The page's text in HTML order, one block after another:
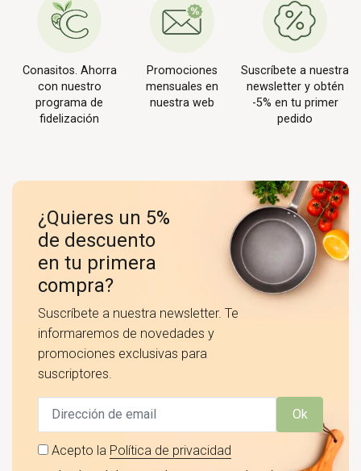
Conasitos. Ahorra
con nuestro
programa de
fidelización
Promociones
mensuales en
nuestra web
Suscríbete a nuestra
newsletter y obtén
-5% en tu primer
pedido
¿Quieres un 5%
de descuento
en tu primera
compra?
Suscríbete a nuestra newsletter. Te
informaremos de novedades y
promociones exclusivas para
suscriptores.
Ok
Acepto la Política de privacidad